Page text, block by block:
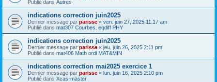
Publié dans Autres
indications correction juin2025
Dernier message par parisse « ven. juin 27, 2025 11:17 am
Publié dans mat307 Courbes, eqdiff PHY
indications correction juin2025
Dernier message par parisse « jeu. juin 26, 2025 2:11 pm
Publié dans mat406 Math ordi MAT&MIN
indications correction mai2025 exercice 1
Dernier message par parisse « lun. juin 16, 2025 2:10 pm
Publié dans Xcas-master